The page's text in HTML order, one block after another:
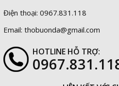
Điện thoại: 0967.831.118
Email: thobuonda@gmail.com
HOTLINE HỖ TRỢ: